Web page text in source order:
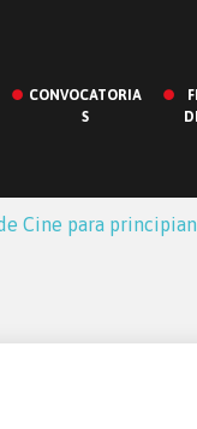
CONVOCATORIA
S
Cine para